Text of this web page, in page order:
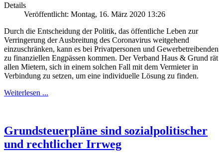
Details
Veröffentlicht: Montag, 16. März 2020 13:26
Durch die Entscheidung der Politik, das öffentliche Leben zur
Verringerung der Ausbreitung des Coronavirus weitgehend
einzuschränken, kann es bei Privatpersonen und Gewerbetreibenden
zu finanziellen Engpässen kommen. Der Verband Haus & Grund rät
allen Mietern, sich in einem solchen Fall mit dem Vermieter in
Verbindung zu setzen, um eine individuelle Lösung zu finden.
Weiterlesen ...
Grundsteuerpläne sind sozialpolitischer
und rechtlicher Irrweg